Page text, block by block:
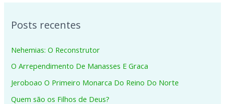
u
s
a
r
p
Posts recentes
Nehemias: O Reconstrutor
O Arrependimento De Manasses E Graca
Jeroboao O Primeiro Monarca Do Reino Do Norte
Quem são os Filhos de Deus?